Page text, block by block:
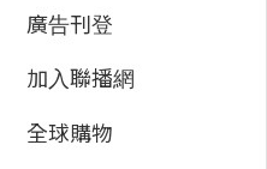
廣告刊登
加入聯播網
全球購物